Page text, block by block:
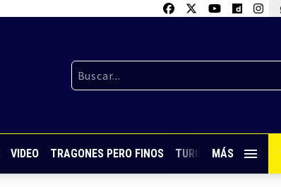
VIDEO TRAGONES PERO FINOS TURISMO CON SABOR
MÁS